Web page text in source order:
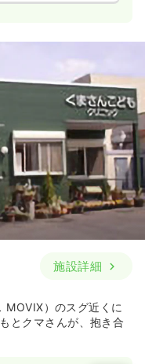
施設詳細
MOVIX）のスグ近くに
とクマさんが、抱き合